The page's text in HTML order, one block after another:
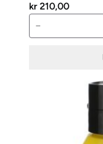
kr 210,00
Standard
−